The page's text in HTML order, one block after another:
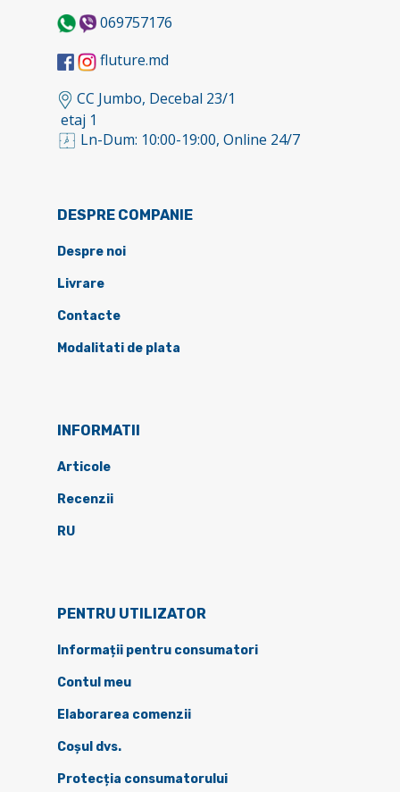
069757176
fluture.md
CC Jumbo, Decebal 23/1
etaj 1
Ln-Dum: 10:00-19:00, Online 24/7
DESPRE COMPANIE
Despre noi
Livrare
Contacte
Modalitati de plata
INFORMATII
Articole
Recenzii
RU
PENTRU UTILIZATOR
Informații pentru consumatori
Contul meu
Elaborarea comenzii
Coșul dvs.
Protecția consumatorului